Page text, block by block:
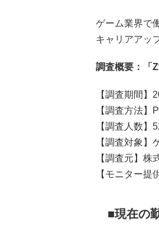
ゲーム業界で
キャリアアッ
調査概要：「
【調査期間】
【調査方法】
【調査人数】
【調査対象】
【調査元】株
【モニター提
現在の